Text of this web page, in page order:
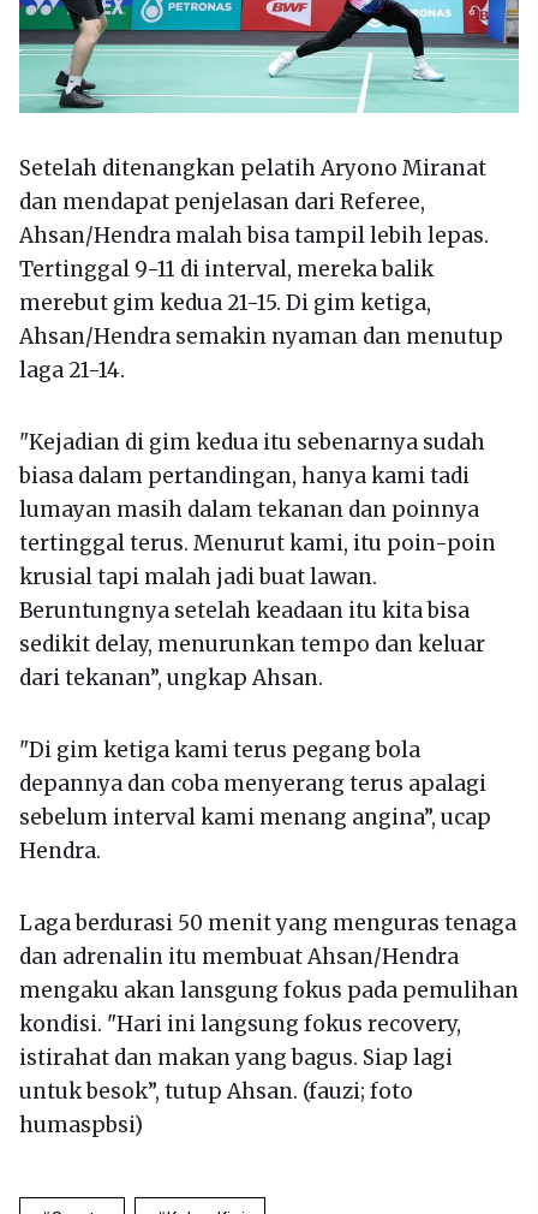
Setelah ditenangkan pelatih Aryono Miranat
dan mendapat penjelasan dari Referee,
Ahsan/Hendra malah bisa tampil lebih lepas.
Tertinggal 9-11 di interval, mereka balik
merebut gim kedua 21-15. Di gim ketiga,
Ahsan/Hendra semakin nyaman dan menutup
laga 21-14.
"Kejadian di gim kedua itu sebenarnya sudah
biasa dalam pertandingan, hanya kami tadi
lumayan masih dalam tekanan dan poinnya
tertinggal terus. Menurut kami, itu poin-poin
krusial tapi malah jadi buat lawan.
Beruntungnya setelah keadaan itu kita bisa
sedikit delay, menurunkan tempo dan keluar
dari tekanan”, ungkap Ahsan.
"Di gim ketiga kami terus pegang bola
depannya dan coba menyerang terus apalagi
sebelum interval kami menang angina”, ucap
Hendra.
Laga berdurasi 50 menit yang menguras tenaga
dan adrenalin itu membuat Ahsan/Hendra
mengaku akan lansgung fokus pada pemulihan
kondisi. "Hari ini langsung fokus recovery,
istirahat dan makan yang bagus. Siap lagi
untuk besok”, tutup Ahsan. (fauzi; foto
humaspbsi)